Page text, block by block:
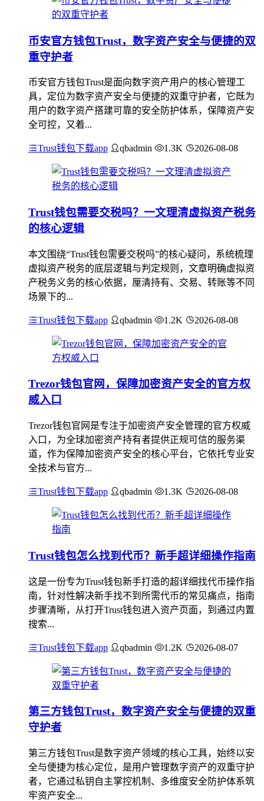
币安官方钱包Trust，数字资产安全与便捷的双
重守护者
币安官方钱包Trust是面向数字资产用户的核心管理工
具，定位为数字资产安全与便捷的双重守护者，它既为
用户的数字资产搭建可靠的安全防护体系，保障资产安
全可控，又着...
Trust钱包下载app qbadmin 1.3K 2026-08-08
Trust钱包需要交税吗？一文理清虚拟资产税务
的核心逻辑
本文围绕“Trust钱包需要交税吗”的核心疑问，系统梳理
虚拟资产税务的底层逻辑与判定规则，文章明确虚拟资
产税务义务的核心依据，厘清持有、交易、转账等不同
场景下的...
Trust钱包下载app qbadmin 1.2K 2026-08-08
Trezor钱包官网，保障加密资产安全的官方权
威入口
Trezor钱包官网是专注于加密资产安全管理的官方权威
入口，为全球加密资产持有者提供正规可信的服务渠
道，作为保障加密资产安全的核心平台，它依托专业安
全技术与官方...
Trust钱包下载app qbadmin 1.3K 2026-08-08
Trust钱包怎么找到代币？新手超详细操作指南
这是一份专为Trust钱包新手打造的超详细找代币操作指
南，针对性解决新手找不到所需代币的常见痛点，指南
步骤清晰，从打开Trust钱包进入资产页面，到通过内置
搜索...
Trust钱包下载app qbadmin 1.2K 2026-08-07
第三方钱包Trust，数字资产安全与便捷的双重
守护者
第三方钱包Trust是数字资产领域的核心工具，始终以安
全与便捷为核心定位，是用户管理数字资产的双重守护
者，它通过私钥自主掌控机制、多维度安全防护体系筑
牢资产安全...